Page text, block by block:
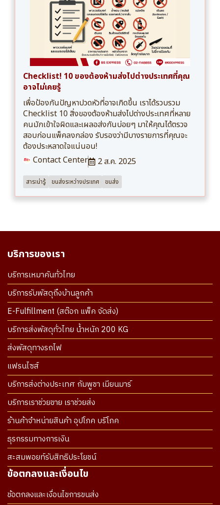
Checklist! 10 ของต้องห้ามส่งไปต่างประเทศที่คุณ
อาจไม่เคยรู้
เพื่อป้องกันปัญหาปวดหัวที่อาจเกิดขึ้น เราได้รวบรวม
Checklist 10 สิ่งของต้องห้ามส่งไปต่างประเทศที่หลาย
คนมักเข้าใจผิดและเผลอส่งกันบ่อยๆ มาให้คุณได้ตรวจ
สอบก่อนแพ็คลงกล่อง รับรองว่ามีบางรายการที่คุณจะ
ต้องประหลาดใจแน่นอน!
Contact Center
2 ส.ค. 2025
สาระน่ารู้ ขนส่งระหว่างประเทศ ขนส่ง
บริการของเรา
บริการเหมาคันทั่วไทย
บริการรับพัสดุถึงบ้านลูกค้า
E-Fulfillment (สต๊อก แพ็ค จัดส่ง)
บริการส่งพัสดุทั่วไทย น้ำหนัก 200 KG
ส่งพัสดุทางรถไฟ
แฟรนไซส์
บริการส่งต่างประเทศ กัมพูชา เมียนมาร์
บริการเราช่วยขาย เราช่วยส่ง
ร้านค้าจำหน่ายสินค้า อุปโภค บริโภค
ธุรกรรมทางการเงิน
สะสมพอยท์รับสิทธิประโยชน์
ข้อตกลงและเงื่อนไข
ข้อตกลงและเงื่อนไขการขนส่ง